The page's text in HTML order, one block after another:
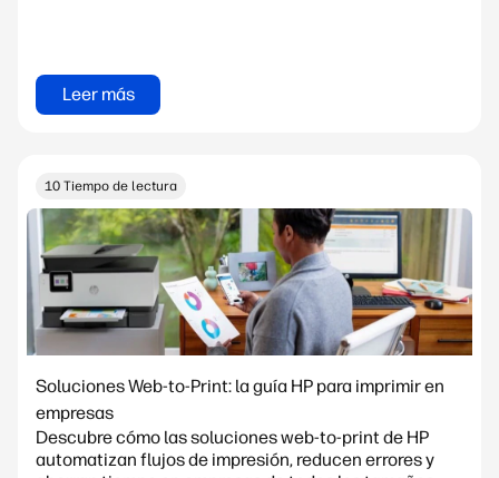
Leer más
10 Tiempo de lectura
Soluciones Web-to-Print: la guía HP para imprimir en
empresas
Descubre cómo las soluciones web-to-print de HP
automatizan flujos de impresión, reducen errores y